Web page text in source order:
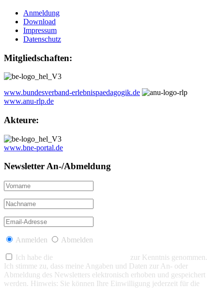
Anmeldung
Download
Impressum
Datenschutz
Mitgliedschaften:
www.bundesverband-erlebnispaedagogik.de
www.anu-rlp.de
Akteure:
www.bne-portal.de
Newsletter An-/Abmeldung
Anmelden Abmelden
Ich habe die
zur Kenntnis genommen.
Ich stimme zu, dass meine Angaben und Daten zur An- oder
Abmeldung des Newsletters elektronisch erhoben und gespeichert
werden. Hinweis: Sie können Ihre Einwilligung jederzeit für die